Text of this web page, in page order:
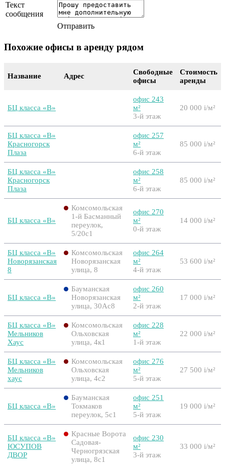
Текст
сообщения
Отправить
Похожие офисы в аренду рядом
Название Адрес
Свободные
офисы
Стоимость
аренды
БЦ класса «B»
офис 243
м²
3-й этаж
20 000 i/м²
БЦ класса «B»
Красногорск
Плаза
офис 257
м²
6-й этаж
85 000 i/м²
БЦ класса «B»
Красногорск
Плаза
офис 258
м²
6-й этаж
85 000 i/м²
БЦ класса «B»
Комсомольская
1-й Басманный
переулок,
5/20с1
офис 270
м²
0-й этаж
14 000 i/м²
БЦ класса «B»
Новорязанская
8
Комсомольская
Новорязанская
улица, 8
офис 264
м²
4-й этаж
53 600 i/м²
БЦ класса «B»
Бауманская
Новорязанская
улица, 30Ас8
офис 260
м²
2-й этаж
17 000 i/м²
БЦ класса «B»
Мельников
Хаус
Комсомольская
Ольховская
улица, 4к1
офис 228
м²
1-й этаж
22 000 i/м²
БЦ класса «B»
Мельников
хаус
Комсомольская
Ольховская
улица, 4с2
офис 276
м²
5-й этаж
27 500 i/м²
БЦ класса «B»
Бауманская
Токмаков
переулок, 5с1
офис 251
м²
5-й этаж
19 000 i/м²
БЦ класса «B»
ЮСУПОВ
ДВОР
Красные Ворота
Садовая-
Черногрязская
улица, 8с1
офис 230
м²
3-й этаж
33 000 i/м²